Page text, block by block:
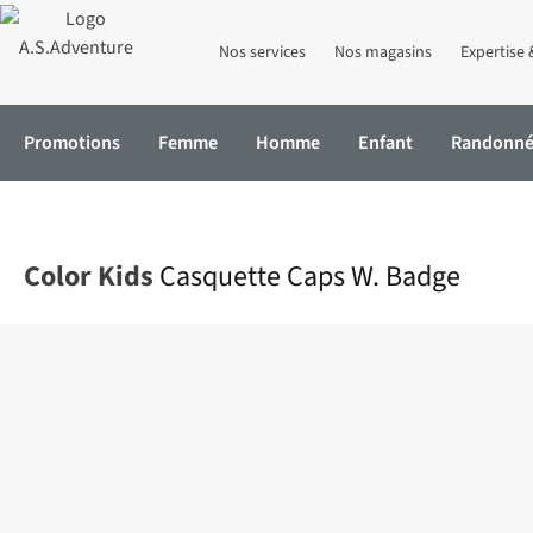
Nos services Nos magasins Expertise
Promotions Femme Homme Enfant
Color Kids Casquette Caps W. Badge